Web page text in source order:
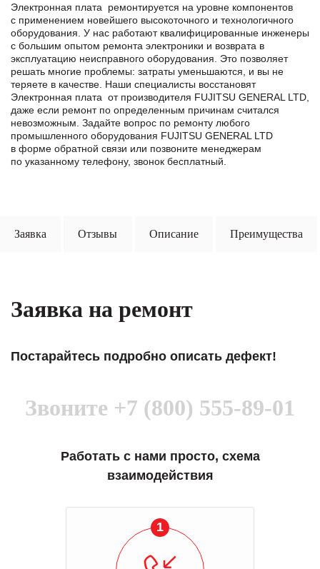
Электронная плата ремонтируется на уровне компонентов
с применением новейшего высокоточного и технологичного
оборудования. У нас работают квалифицированные инженеры
с большим опытом ремонта электроники и возврата в
эксплуатацию неисправного оборудования. Это позволяет
решать многие проблемы: затраты уменьшаются, и вы не
теряете в качестве. Наши специалисты восстановят
Электронная плата от производителя FUJITSU GENERAL LTD,
даже если ремонт по определенным причинам считался
невозможным. Задайте вопрос по ремонту любого
промышленного оборудования FUJITSU GENERAL LTD
в формe обратной связи или позвоните менеджерам
по указанному телефону, звонок бесплатный.
Заявка Отзывы Описание Преимущества
Заявка на ремонт
Постарайтесь подробно описать дефект!
Звоните +7 (800) 555-89-01
Работать с нами просто, схема
взаимодействия
1